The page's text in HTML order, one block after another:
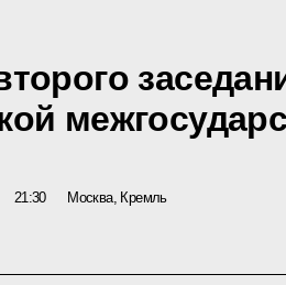
21:30 Москва, Кремль